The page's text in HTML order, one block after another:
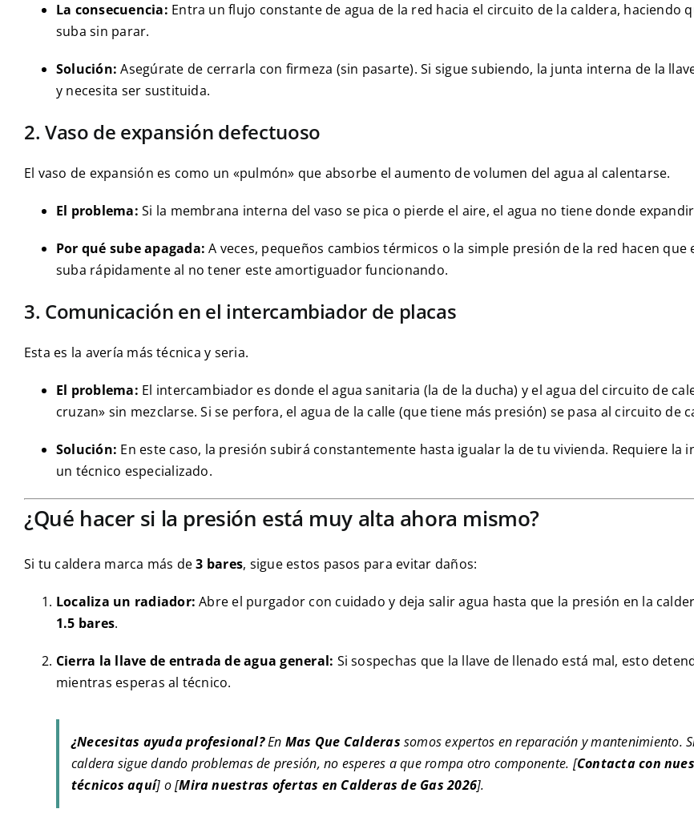
La consecuencia: Entra un flujo constante de agua de la red hacia el circuito de la caldera, haciendo
suba sin parar.
Solución: Asegúrate de cerrarla con firmeza (sin pasarte). Si sigue subiendo, la junta interna de la
y necesita ser sustituida.
2. Vaso de expansión defectuoso
El vaso de expansión es como un «pulmón» que absorbe el aumento de volumen del agua al calentarse.
El problema: Si la membrana interna del vaso se pica o pierde el aire, el agua no tiene donde
Por qué sube apagada: A veces, pequeños cambios térmicos o la simple presión de la red hacen que
suba rápidamente al no tener este amortiguador funcionando.
3. Comunicación en el intercambiador de placas
Esta es la avería más técnica y seria.
El problema: El intercambiador es donde el agua sanitaria (la de la ducha) y el agua del circuito de
cruzan» sin mezclarse. Si se perfora, el agua de la calle (que tiene más presión) se pasa al circuito de
Solución: En este caso, la presión subirá constantemente hasta igualar la de tu vivienda. Requiere la
un técnico especializado.
¿Qué hacer si la presión está muy alta ahora mismo?
Si tu caldera marca más de3 bares, sigue estos pasos para evitar daños:
Localiza un radiador: Abre el purgador con cuidado y deja salir agua hasta que la presión en la
1.5 bares.
Cierra la llave de entrada de agua general: Si sospechas que la llave de llenado está mal, esto
mientras esperas al técnico.
¿Necesitas ayuda profesional?En Mas Que Calderas somos expertos en reparación y mantenimiento.
caldera sigue dando problemas de presión, no esperes a que rompa otro componente. [Contacta con
técnicos aquí] o [Mira nuestras ofertas en Calderas de Gas 2026].